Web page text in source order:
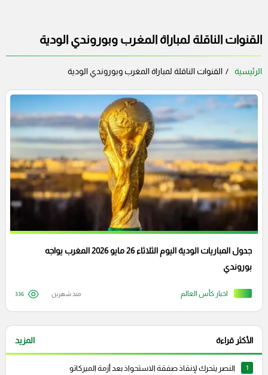
القنوات الناقلة لمباراة المغرب وبوروندي الودية
الرئيسية القنوات الناقلة لمباراة المغرب وبوروندي الودية
اخبار كأس العالم
جدول المباريات الودية اليوم الثلاثاء 26 مايو 2026 المغرب يواجه
بوروندي
منذ شهرين 336
الأكثر قراءة المزيد
1 النصر يتحرك لإنقاذ صفقة الاستحواذ بعد أزمة الميركاتو